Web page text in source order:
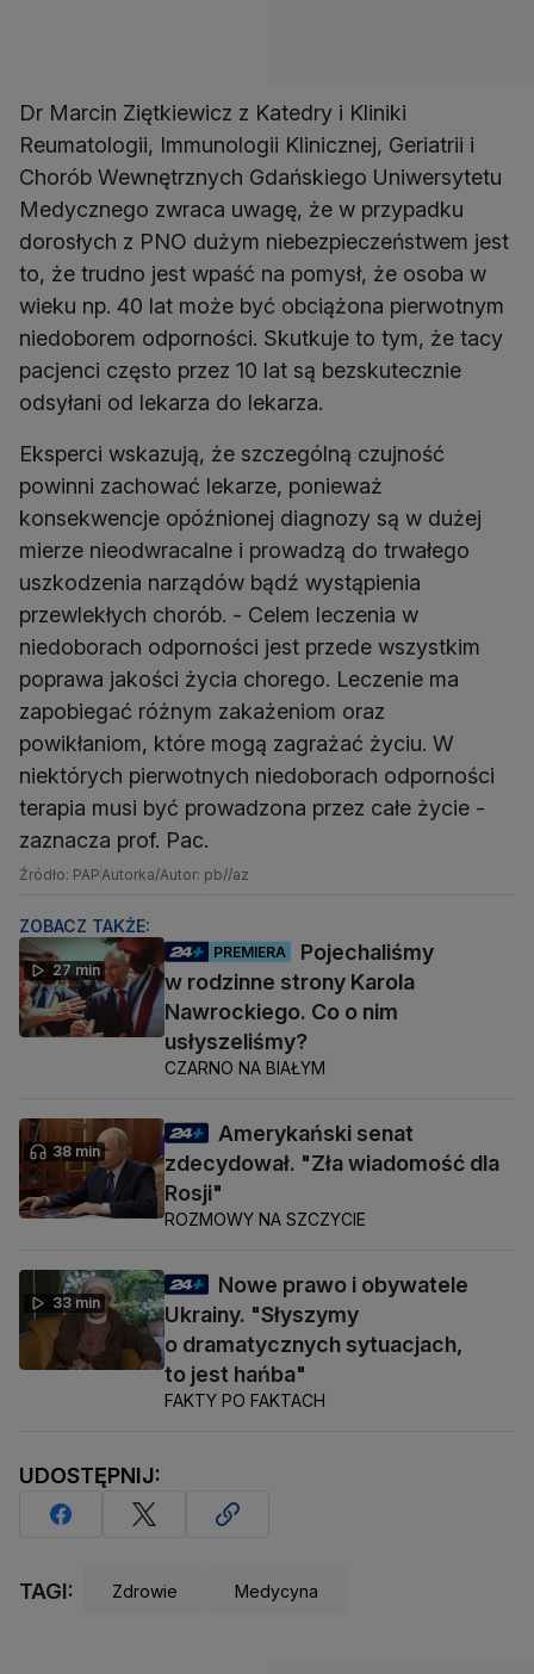
Dr Marcin Ziętkiewicz z Katedry i Kliniki
Reumatologii, Immunologii Klinicznej, Geriatrii i
Chorób Wewnętrznych Gdańskiego Uniwersytetu
Medycznego zwraca uwagę, że w przypadku
dorosłych z PNO dużym niebezpieczeństwem jest
to, że trudno jest wpaść na pomysł, że osoba w
wieku np. 40 lat może być obciążona pierwotnym
niedoborem odporności. Skutkuje to tym, że tacy
pacjenci często przez 10 lat są bezskutecznie
odsyłani od lekarza do lekarza.
Eksperci wskazują, że szczególną czujność
powinni zachować lekarze, ponieważ
konsekwencje opóźnionej diagnozy są w dużej
mierze nieodwracalne i prowadzą do trwałego
uszkodzenia narządów bądź wystąpienia
przewlekłych chorób. - Celem leczenia w
niedoborach odporności jest przede wszystkim
poprawa jakości życia chorego. Leczenie ma
zapobiegać różnym zakażeniom oraz
powikłaniom, które mogą zagrażać życiu. W
niektórych pierwotnych niedoborach odporności
terapia musi być prowadzona przez całe życie -
zaznacza prof. Pac.
Źródło: PAPAutorka/Autor: pb//az
ZOBACZ TAKŻE:
27 min
PREMIERA
Pojechaliśmy
w rodzinne strony Karola
Nawrockiego. Co o nim
usłyszeliśmy?
CZARNO NA BIAŁYM
38 min
Amerykański senat
zdecydował. "Zła wiadomość dla
Rosji"
ROZMOWY NA SZCZYCIE
33 min
Nowe prawo i obywatele
Ukrainy. "Słyszymy
o dramatycznych sytuacjach,
to jest hańba"
FAKTY PO FAKTACH
UDOSTĘPNIJ:
TAGI: Zdrowie Medycyna